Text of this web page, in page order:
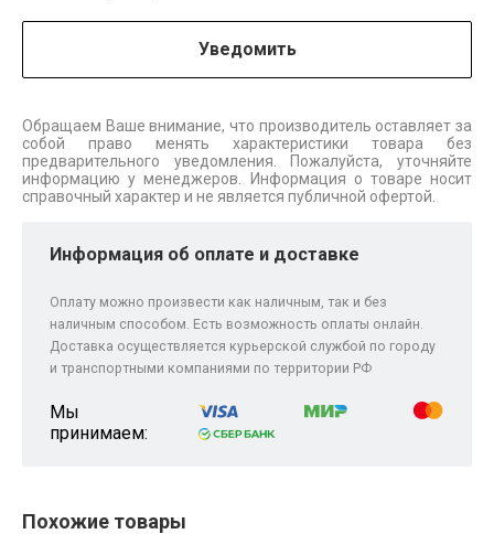
Уведомить
Обращаем Ваше внимание, что производитель оставляет за
собой право менять характеристики товара без
предварительного уведомления. Пожалуйста, уточняйте
информацию у менеджеров. Информация о товаре носит
справочный характер и не является публичной офертой.
Информация об оплате и доставке
Оплату можно произвести как наличным, так и без
наличным способом. Есть возможность оплаты онлайн.
Доставка осуществляется курьерской службой по городу
и транспортными компаниями по территории РФ
Мы
принимаем:
Похожие товары